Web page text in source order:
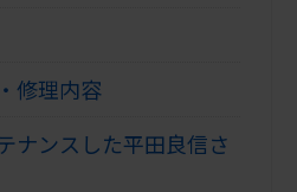
修理内容
ナンスした平田良信さ